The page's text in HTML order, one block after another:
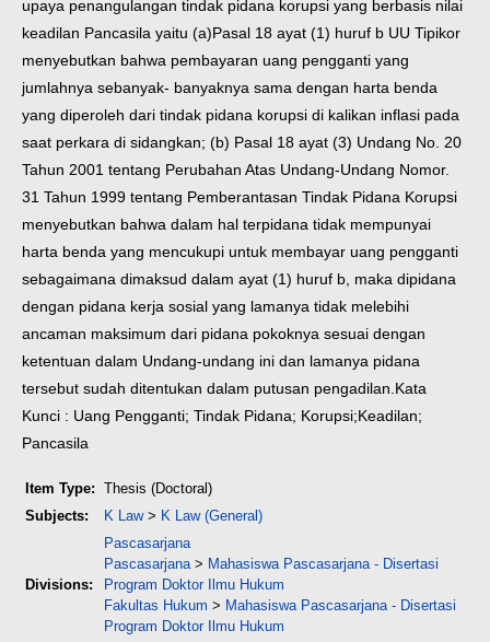
upaya penangulangan tindak pidana korupsi yang berbasis nilai
keadilan Pancasila yaitu (a)Pasal 18 ayat (1) huruf b UU Tipikor
menyebutkan bahwa pembayaran uang pengganti yang
jumlahnya sebanyak- banyaknya sama dengan harta benda
yang diperoleh dari tindak pidana korupsi di kalikan inflasi pada
saat perkara di sidangkan; (b) Pasal 18 ayat (3) Undang No. 20
Tahun 2001 tentang Perubahan Atas Undang-Undang Nomor.
31 Tahun 1999 tentang Pemberantasan Tindak Pidana Korupsi
menyebutkan bahwa dalam hal terpidana tidak mempunyai
harta benda yang mencukupi untuk membayar uang pengganti
sebagaimana dimaksud dalam ayat (1) huruf b, maka dipidana
dengan pidana kerja sosial yang lamanya tidak melebihi
ancaman maksimum dari pidana pokoknya sesuai dengan
ketentuan dalam Undang-undang ini dan lamanya pidana
tersebut sudah ditentukan dalam putusan pengadilan.Kata
Kunci : Uang Pengganti; Tindak Pidana; Korupsi;Keadilan;
Pancasila
Item Type: Thesis (Doctoral)
Subjects:
K Law> K Law (General)
Divisions:
Pascasarjana
Pascasarjana> Mahasiswa Pascasarjana - Disertasi
Program Doktor Ilmu Hukum
Fakultas Hukum > Mahasiswa Pascasarjana - Disertasi
Program Doktor Ilmu Hukum